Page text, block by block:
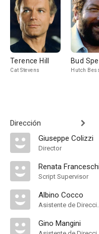
Terence Hill
Cat Stevens
Bud
Hutch
Dirección
Giuseppe Colizzi
Director
Renata Franceschi
Script Supervisor
Albino Cocco
Gino Mangini